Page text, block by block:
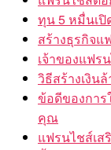
ทุน 5 หมื่นเปิ
สร้างธุรกิจแ
เจ้าของแฟร
วิธีสร้างเงิน
ข้อดีของกา
คุณ
แฟรนไชส์เส